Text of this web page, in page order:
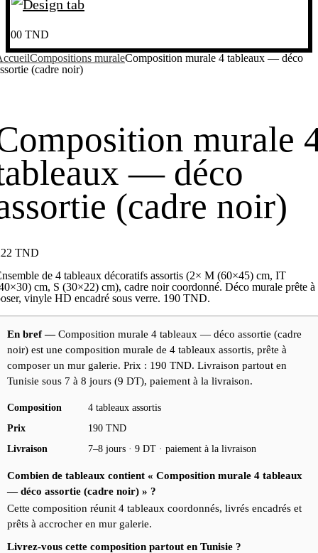
00 TND
Compositions muraleComposition murale 4 tableaux — déco
(cadre noir)
murale
— déco
(cadre noir)
TND
de 4 tableaux décoratifs assortis (2× M (60×45) cm, IT
cm, S (30×22) cm), cadre noir coordonné. Déco murale prête à
vinyle HD encadré sous verre. 190 TND.
En bref —Composition murale 4 tableaux — déco assortie (cadre
noir) est une composition murale de 4 tableaux assortis, prête à
composer un mur galerie. Prix : 190 TND. Livraison partout en
Tunisie sous 7 à 8 jours (9 DT), paiement à la livraison.
Composition
4 tableaux assortis
Prix
190 TND
Livraison
7–8 jours · 9 DT · paiement à la livraison
Combien de tableaux contient « Composition murale 4 tableaux
— déco assortie (cadre noir) » ?
Cette composition réunit 4 tableaux coordonnés, livrés encadrés et
prêts à accrocher en mur galerie.
Livrez-vous cette composition partout en Tunisie ?